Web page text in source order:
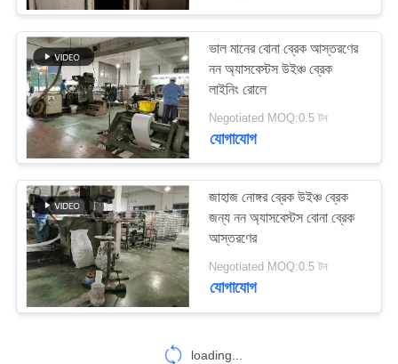
ভাল মানের বোনা ব্রেক আস্তরণের
নন অ্যাসবেস্টস উইঞ্চ ব্রেক
লাইনিং রোলে
Negotiated MOQ:0.5 টন
যোগাযোগ
জাহাজ নোঙ্গর ব্রেক উইঞ্চ ব্রেক
জন্য নন অ্যাসবেস্টস বোনা ব্রেক
আস্তরণের
Negotiated MOQ:0.5 টন
যোগাযোগ
loading...